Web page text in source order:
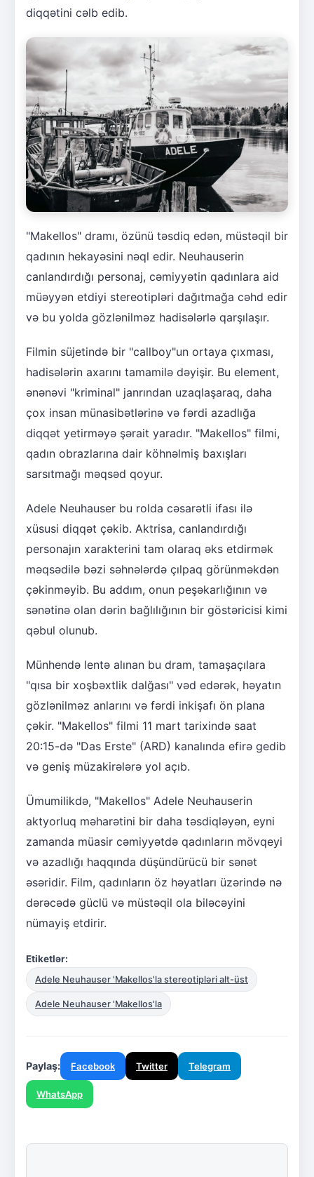
diqqətini cəlb edib.
"Makellos" dramı, özünü təsdiq edən, müstəqil bir
qadının hekayəsini nəql edir. Neuhauserin
canlandırdığı personaj, cəmiyyətin qadınlara aid
müəyyən etdiyi stereotipləri dağıtmağa cəhd edir
və bu yolda gözlənilməz hadisələrlə qarşılaşır.
Filmin süjetində bir "callboy"un ortaya çıxması,
hadisələrin axarını tamamilə dəyişir. Bu element,
ənənəvi "kriminal" janrından uzaqlaşaraq, daha
çox insan münasibətlərinə və fərdi azadlığa
diqqət yetirməyə şərait yaradır. "Makellos" filmi,
qadın obrazlarına dair köhnəlmiş baxışları
sarsıtmağı məqsəd qoyur.
Adele Neuhauser bu rolda cəsarətli ifası ilə
xüsusi diqqət çəkib. Aktrisa, canlandırdığı
personajın xarakterini tam olaraq əks etdirmək
məqsədilə bəzi səhnələrdə çılpaq görünməkdən
çəkinməyib. Bu addım, onun peşəkarlığının və
sənətinə olan dərin bağlılığının bir göstəricisi kimi
qəbul olunub.
Münhendə lentə alınan bu dram, tamaşaçılara
"qısa bir xoşbəxtlik dalğası" vəd edərək, həyatın
gözlənilməz anlarını və fərdi inkişafı ön plana
çəkir. "Makellos" filmi 11 mart tarixində saat
20:15-də "Das Erste" (ARD) kanalında efirə gedib
və geniş müzakirələrə yol açıb.
Ümumilikdə, "Makellos" Adele Neuhauserin
aktyorluq məharətini bir daha təsdiqləyən, eyni
zamanda müasir cəmiyyətdə qadınların mövqeyi
və azadlığı haqqında düşündürücü bir sənət
əsəridir. Film, qadınların öz həyatları üzərində nə
dərəcədə güclü və müstəqil ola biləcəyini
nümayiş etdirir.
Etiketlər:
Adele Neuhauser 'Makellos'la stereotipləri alt-üst
Adele Neuhauser 'Makellos'la
Paylaş: Facebook Twitter Telegram
WhatsApp